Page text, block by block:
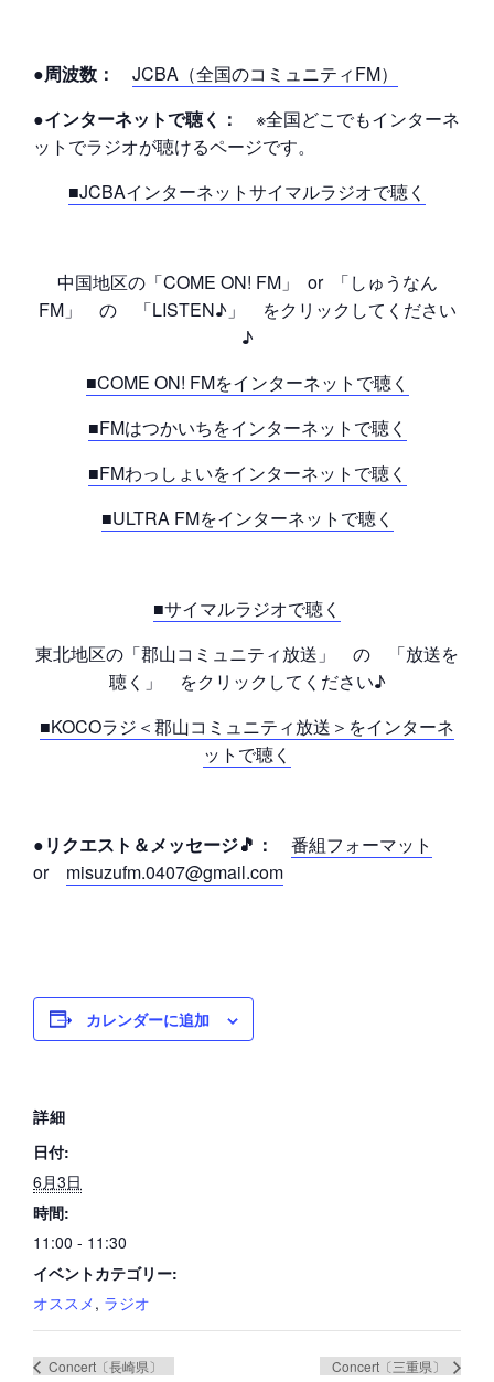
●周波数：
JCBA（全国のコミュニティFM）
●インターネットで聴く：
※全国どこでもインターネ
ットでラジオが聴けるページです。
■JCBAインターネットサイマルラジオで聴く
中国地区の「COME ON! FM」 or 「しゅうなん
FM」 の 「LISTEN♪」 をクリックしてください
♪
■COME ON! FMをインターネットで聴く
■FMはつかいちをインターネットで聴く
■FMわっしょいをインターネットで聴く
■ULTRA FMをインターネットで聴く
■サイマルラジオで聴く
東北地区の「郡山コミュニティ放送」 の 「放送を
聴く」 をクリックしてください♪
■KOCOラジ＜郡山コミュニティ放送＞をインターネ
ットで聴く
●リクエスト＆メッセージ🎵：
番組フォーマット
or misuzufm.0407@gmail.com
カレンダーに追加
詳細
日付:
6月3日
時間:
11:00 - 11:30
イベントカテゴリー:
オススメ, ラジオ
Concert〔長崎県〕 Concert〔三重県〕